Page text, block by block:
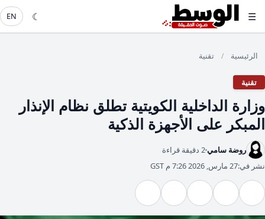
☰
☾
EN
الرئيسية / تقنية
تقنية
وزارة الداخلية الكويتية تطلق نظام الإنذار
المبكر على الأجهزة الذكية
روضة سامي2 دقيقة قراءة
نشر في:27 مارس, 2026 7:26 م GST